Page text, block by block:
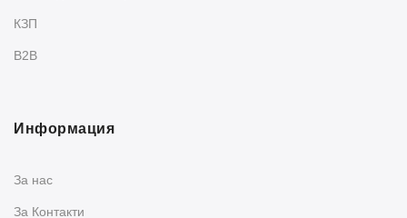
КЗП
B2B
Информация
За нас
За Контакти